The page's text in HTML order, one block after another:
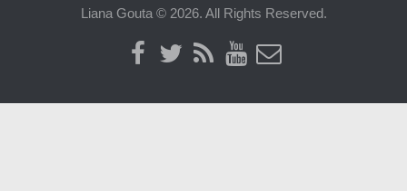
Liana Gouta © 2026. All Rights Reserved.